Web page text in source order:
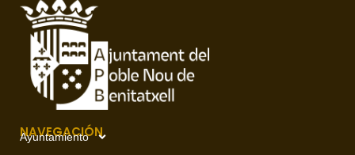
NAVEGACIÓN
Ayuntamiento